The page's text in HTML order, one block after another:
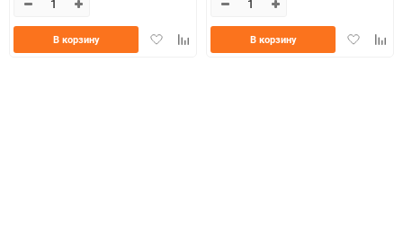
ДобавитьДобавить
В корзину
Добавить
В корзину